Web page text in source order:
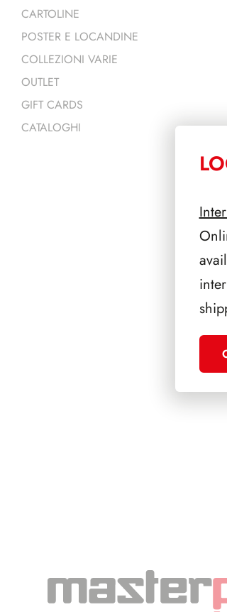
CARTOLINE
POSTER E LOCANDINE
COLLEZIONI VARIE
OUTLET
GIFT CARDS
CATALOGHI